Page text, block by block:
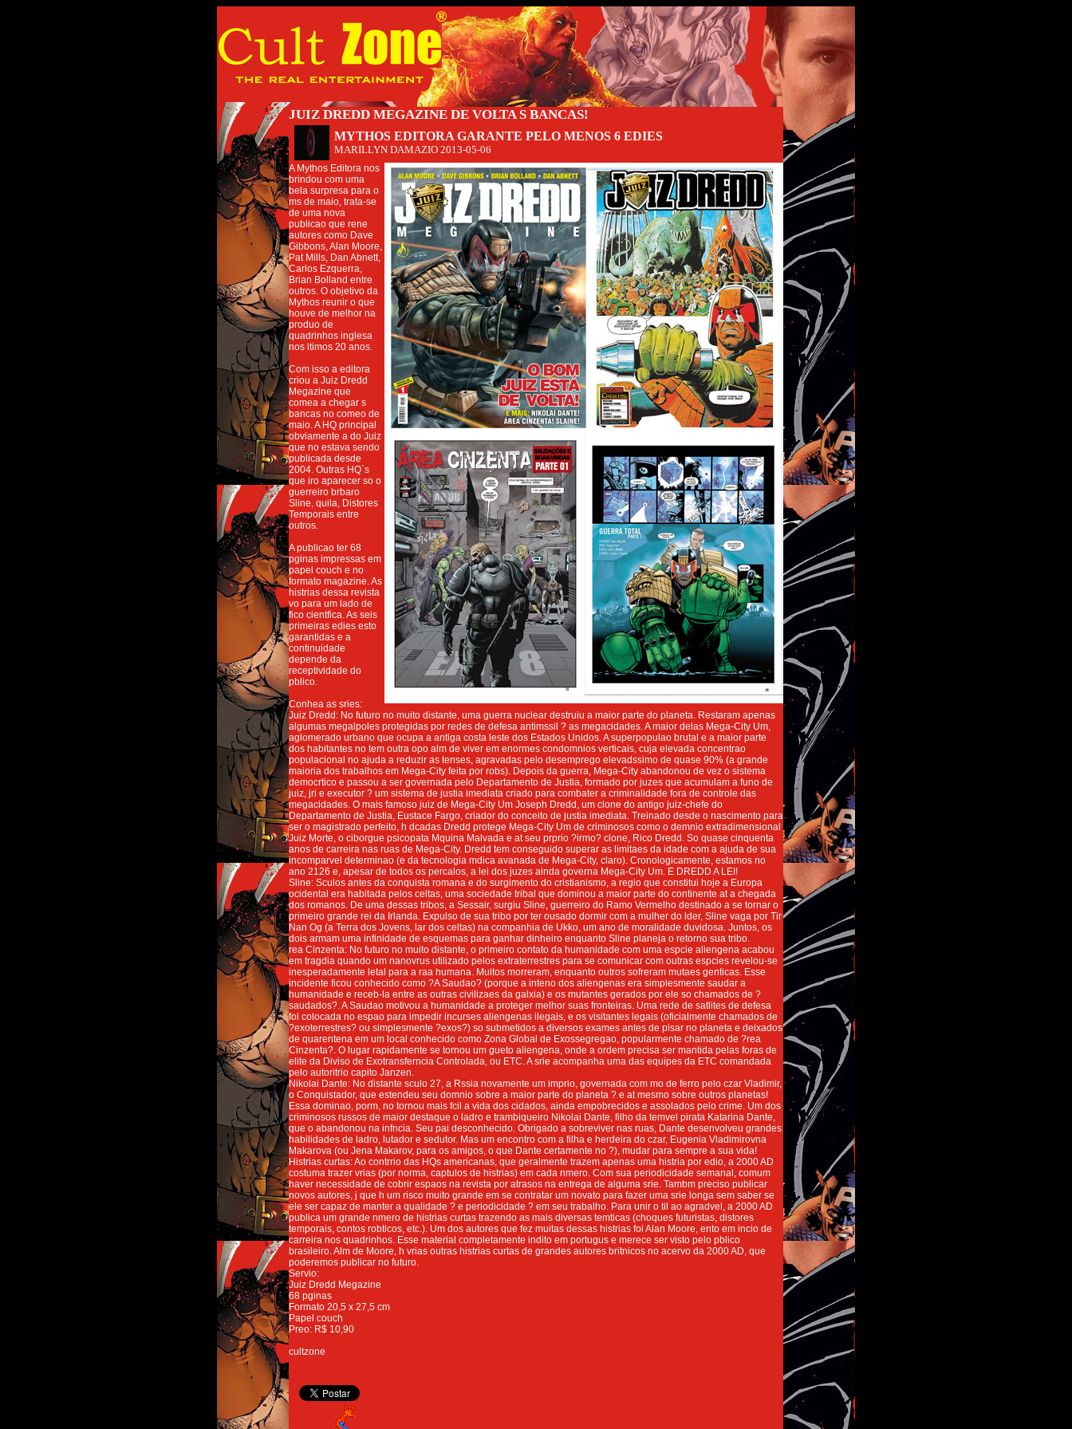
JUIZ DREDD MEGAZINE DE VOLTA S BANCAS!
MYTHOS EDITORA GARANTE PELO MENOS 6 EDIES
MARILLYN DAMAZIO 2013-05-06
A Mythos Editora nos
brindou com uma
bela surpresa para o
ms de maio, trata-se
de uma nova
publicao que rene
autores como Dave
Gibbons, Alan Moore,
Pat Mills, Dan Abnett,
Carlos Ezquerra,
Brian Bolland entre
outros. O objetivo da
Mythos reunir o que
houve de melhor na
produo de
quadrinhos inglesa
nos ltimos 20 anos.
Com isso a editora
criou a Juiz Dredd
Megazine que
comea a chegar s
bancas no comeo de
maio. A HQ principal
obviamente a do Juiz
que no estava sendo
publicada desde
2004. Outras HQ`s
que iro aparecer so o
guerreiro brbaro
Sline, quila, Distores
Temporais entre
outros.
A publicao ter 68
pginas impressas em
papel couch e no
formato magazine. As
histrias dessa revista
vo para um lado de
fico cientfica. As seis
primeiras edies esto
garantidas e a
continuidade
depende da
receptividade do
pblico.
Conhea as sries:
Juiz Dredd: No futuro no muito distante, uma guerra nuclear destruiu a maior parte do planeta. Restaram apenas
algumas megalpoles protegidas por redes de defesa antimssil ? as megacidades. A maior delas Mega-City Um,
aglomerado urbano que ocupa a antiga costa leste dos Estados Unidos. A superpopulao brutal e a maior parte
dos habitantes no tem outra opo alm de viver em enormes condomnios verticais, cuja elevada concentrao
populacional no ajuda a reduzir as tenses, agravadas pelo desemprego elevadssimo de quase 90% (a grande
maioria dos trabalhos em Mega-City feita por robs). Depois da guerra, Mega-City abandonou de vez o sistema
democrtico e passou a ser governada pelo Departamento de Justia, formado por juzes que acumulam a funo de
juiz, jri e executor ? um sistema de justia imediata criado para combater a criminalidade fora de controle das
megacidades. O mais famoso juiz de Mega-City Um Joseph Dredd, um clone do antigo juiz-chefe do
Departamento de Justia, Eustace Fargo, criador do conceito de justia imediata. Treinado desde o nascimento para
ser o magistrado perfeito, h dcadas Dredd protege Mega-City Um de criminosos como o demnio extradimensional
Juiz Morte, o ciborgue psicopata Mquina Malvada e at seu prprio ?irmo? clone, Rico Dredd. So quase cinquenta
anos de carreira nas ruas de Mega-City. Dredd tem conseguido superar as limitaes da idade com a ajuda de sua
incomparvel determinao (e da tecnologia mdica avanada de Mega-City, claro). Cronologicamente, estamos no
ano 2126 e, apesar de todos os percalos, a lei dos juzes ainda governa Mega-City Um. E DREDD A LEI!
Sline: Sculos antes da conquista romana e do surgimento do cristianismo, a regio que constitui hoje a Europa
ocidental era habitada pelos celtas, uma sociedade tribal que dominou a maior parte do continente at a chegada
dos romanos. De uma dessas tribos, a Sessair, surgiu Sline, guerreiro do Ramo Vermelho destinado a se tornar o
primeiro grande rei da Irlanda. Expulso de sua tribo por ter ousado dormir com a mulher do lder, Sline vaga por Tir
Nan Og (a Terra dos Jovens, lar dos celtas) na companhia de Ukko, um ano de moralidade duvidosa. Juntos, os
dois armam uma infinidade de esquemas para ganhar dinheiro enquanto Sline planeja o retorno sua tribo.
rea Cinzenta: No futuro no muito distante, o primeiro contato da humanidade com uma espcie aliengena acabou
em tragdia quando um nanovrus utilizado pelos extraterrestres para se comunicar com outras espcies revelou-se
inesperadamente letal para a raa humana. Muitos morreram, enquanto outros sofreram mutaes genticas. Esse
incidente ficou conhecido como ?A Saudao? (porque a inteno dos aliengenas era simplesmente saudar a
humanidade e receb-la entre as outras civilizaes da galxia) e os mutantes gerados por ele so chamados de ?
saudados?. A Saudao motivou a humanidade a proteger melhor suas fronteiras. Uma rede de satlites de defesa
foi colocada no espao para impedir incurses aliengenas ilegais, e os visitantes legais (oficialmente chamados de
?exoterrestres? ou simplesmente ?exos?) so submetidos a diversos exames antes de pisar no planeta e deixados
de quarentena em um local conhecido como Zona Global de Exossegregao, popularmente chamado de ?rea
Cinzenta?. O lugar rapidamente se tornou um gueto aliengena, onde a ordem precisa ser mantida pelas foras de
elite da Diviso de Exotransferncia Controlada, ou ETC. A srie acompanha uma das equipes da ETC comandada
pelo autoritrio capito Janzen.
Nikolai Dante: No distante sculo 27, a Rssia novamente um imprio, governada com mo de ferro pelo czar Vladimir,
o Conquistador, que estendeu seu domnio sobre a maior parte do planeta ? e at mesmo sobre outros planetas!
Essa dominao, porm, no tornou mais fcil a vida dos cidados, ainda empobrecidos e assolados pelo crime. Um dos
criminosos russos de maior destaque o ladro e trambiqueiro Nikolai Dante, filho da temvel pirata Katarina Dante,
que o abandonou na infncia. Seu pai desconhecido. Obrigado a sobreviver nas ruas, Dante desenvolveu grandes
habilidades de ladro, lutador e sedutor. Mas um encontro com a filha e herdeira do czar, Eugenia Vladimirovna
Makarova (ou Jena Makarov, para os amigos, o que Dante certamente no ?), mudar para sempre a sua vida!
Histrias curtas: Ao contrrio das HQs americanas, que geralmente trazem apenas uma histria por edio, a 2000 AD
costuma trazer vrias (por norma, captulos de histrias) em cada nmero. Com sua periodicidade semanal, comum
haver necessidade de cobrir espaos na revista por atrasos na entrega de alguma srie. Tambm preciso publicar
novos autores, j que h um risco muito grande em se contratar um novato para fazer uma srie longa sem saber se
ele ser capaz de manter a qualidade ? e periodicidade ? em seu trabalho. Para unir o til ao agradvel, a 2000 AD
publica um grande nmero de histrias curtas trazendo as mais diversas temticas (choques futuristas, distores
temporais, contos robticos, etc.). Um dos autores que fez muitas dessas histrias foi Alan Moore, ento em incio de
carreira nos quadrinhos. Esse material completamente indito em portugus e merece ser visto pelo pblico
brasileiro. Alm de Moore, h vrias outras histrias curtas de grandes autores britnicos no acervo da 2000 AD, que
poderemos publicar no futuro.
Servio:
Juiz Dredd Megazine
68 pginas
Formato 20,5 x 27,5 cm
Papel couch
Preo: R$ 10,90
cultzone